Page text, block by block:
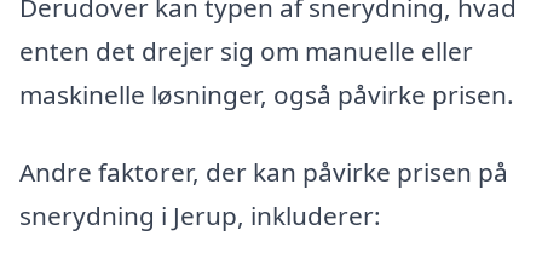
Derudover kan typen af snerydning, hvad
enten det drejer sig om manuelle eller
maskinelle løsninger, også påvirke prisen.
Andre faktorer, der kan påvirke prisen på
snerydning i Jerup, inkluderer: